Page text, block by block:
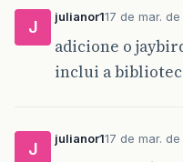
J
julianor117 de mar.
adicione o
inclui a
J
julianor117 de mar.